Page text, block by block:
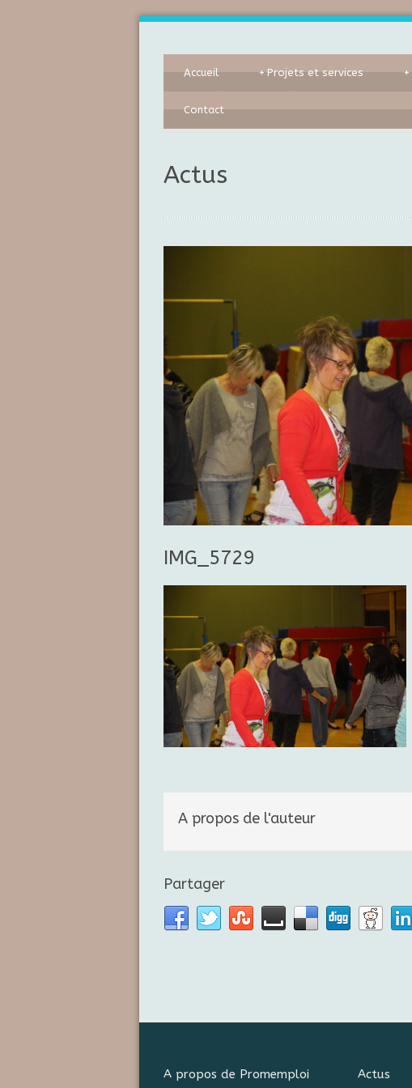
Accueil Projets et services
+ +
Contact
Actus
IMG_5729
A propos de l'auteur
Partager
A propos de Promemploi Actus